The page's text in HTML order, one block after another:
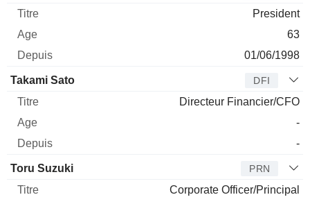
President
63
01/06/1998
Takami Sato DFI
Directeur Financier/CFO
-
-
Toru Suzuki PRN
Corporate Officer/Principal